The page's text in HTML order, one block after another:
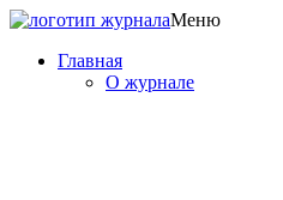
Меню
Главная
О журнале